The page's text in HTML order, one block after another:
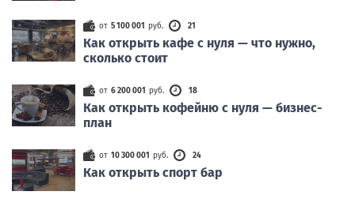
от 5 100 001 руб. 21
Как открыть кафе с нуля — что нужно,
сколько стоит
от 6 200 001 руб. 18
Как открыть кофейню с нуля — бизнес-
план
от 10 300 001 руб. 24
Как открыть спорт бар